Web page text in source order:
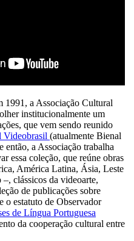
1991, a Associação Cultural
institucionalmente um
que vem sendo reunido
Videobrasil (atualmente Bienal
então, a Associação trabalha
essa coleção, que reúne obras
América Latina, Ásia, Leste
clássicos da videoarte,
de publicações sobre
o estatuto de Observador
de Língua Portuguesa
da cooperação cultural entre